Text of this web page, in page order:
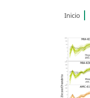
Inicio